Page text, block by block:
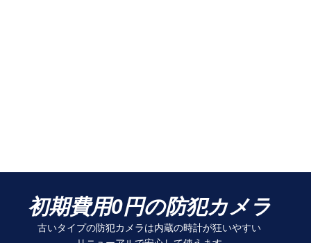
初期費用0円の防犯カメラ
古いタイプの防犯カメラは内蔵の時計が狂いやすい